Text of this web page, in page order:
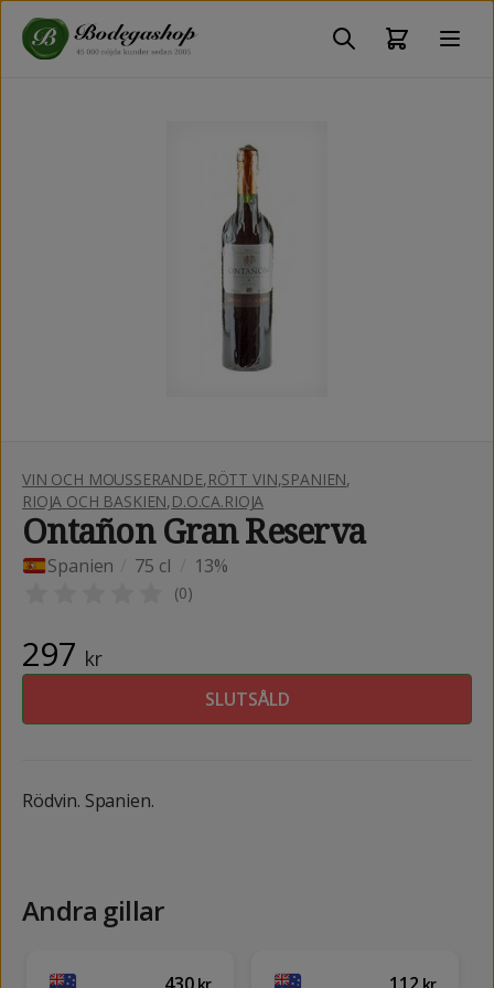
VIN OCH MOUSSERANDE,RÖTT VIN,SPANIEN,
RIOJA OCH BASKIEN,D.O.CA.RIOJA
Ontañon Gran Reserva
Spanien 75 cl 13%
(0)
297 kr
SLUTSÅLD
Rödvin. Spanien.
Andra gillar